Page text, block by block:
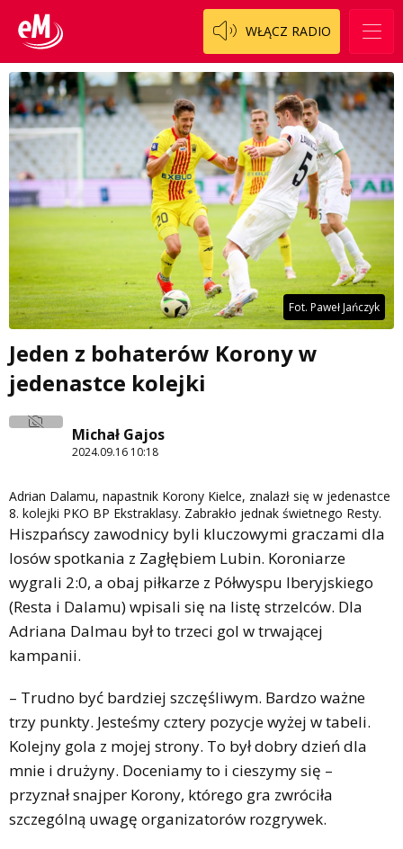
WŁĄCZ RADIO
Fot. Paweł Jańczyk
Jeden z bohaterów Korony w
jedenastce kolejki
Michał Gajos
2024.09.16 10:18
Adrian Dalamu, napastnik Korony Kielce, znalazł się w jedenastce
8. kolejki PKO BP Ekstraklasy. Zabrakło jednak świetnego Resty.
Hiszpańscy zawodnicy byli kluczowymi graczami dla
losów spotkania z Zagłębiem Lubin. Koroniarze
wygrali 2:0, a obaj piłkarze z Półwyspu Iberyjskiego
(Resta i Dalamu) wpisali się na listę strzelców. Dla
Adriana Dalmau był to trzeci gol w trwającej
kampanii.
– Trudno być bardziej szczęśliwym. Bardzo ważne
trzy punkty. Jesteśmy cztery pozycje wyżej w tabeli.
Kolejny gola z mojej strony. To był dobry dzień dla
mnie i drużyny. Doceniamy to i cieszymy się –
przyznał snajper Korony, którego gra zwróciła
szczególną uwagę organizatorów rozgrywek.